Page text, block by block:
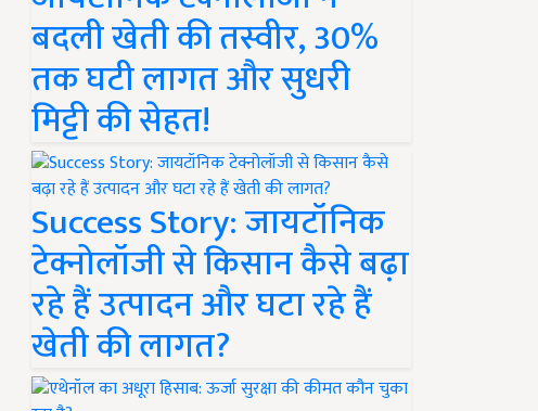
बदली खेती की तस्वीर, 30%
तक घटी लागत और सुधरी
मिट्टी की सेहत!
Success Story: जायटॉनिक
टेक्नोलॉजी से किसान कैसे बढ़ा
रहे हैं उत्पादन और घटा रहे हैं
खेती की लागत?